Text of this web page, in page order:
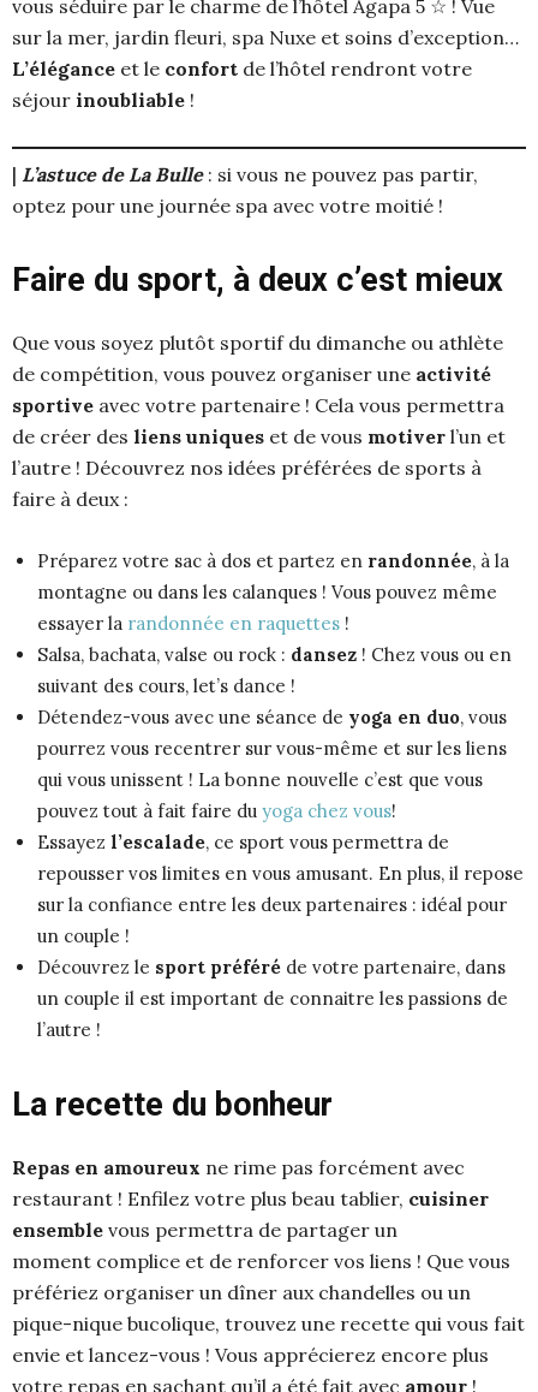
vous séduire par le charme de l’hôtel Agapa 5 ☆ ! Vue
sur la mer, jardin fleuri, spa Nuxe et soins d’exception…
L’élégance et le confort de l’hôtel rendront votre
séjour inoubliable !
| L’astuce de La Bulle: si vous ne pouvez pas partir,
optez pour une journée spa avec votre moitié !
Faire du sport, à deux c’est mieux
Que vous soyez plutôt sportif du dimanche ou athlète
de compétition, vous pouvez organiser une activité
sportive avec votre partenaire ! Cela vous permettra
de créer des liens uniques et de vous motiver l’un et
l’autre ! Découvrez nos idées préférées de sports à
faire à deux :
Préparez votre sac à dos et partez en randonnée, à la
montagne ou dans les calanques ! Vous pouvez même
essayer la randonnée en raquettes !
Salsa, bachata, valse ou rock : dansez ! Chez vous ou en
suivant des cours, let’s dance !
Détendez-vous avec une séance de yoga en duo, vous
pourrez vous recentrer sur vous-même et sur les liens
qui vous unissent ! La bonne nouvelle c’est que vous
pouvez tout à fait faire du yoga chez vous!
Essayez l’escalade, ce sport vous permettra de
repousser vos limites en vous amusant. En plus, il repose
sur la confiance entre les deux partenaires : idéal pour
un couple !
Découvrez le sport préféré de votre partenaire, dans
un couple il est important de connaitre les passions de
l’autre !
La recette du bonheur
Repas en amoureux ne rime pas forcément avec
restaurant ! Enfilez votre plus beau tablier, cuisiner
ensemble vous permettra de partager un
moment complice et de renforcer vos liens ! Que vous
préfériez organiser un dîner aux chandelles ou un
pique-nique bucolique, trouvez une recette qui vous fait
envie et lancez-vous ! Vous apprécierez encore plus
votre repas en sachant qu’il a été fait avec amour !